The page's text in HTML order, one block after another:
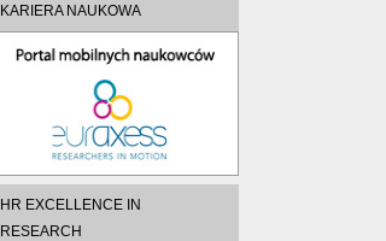
KARIERA NAUKOWA
HR EXCELLENCE IN
RESEARCH